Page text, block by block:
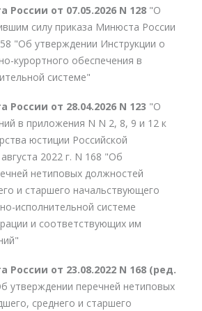
от 07.05.2026 N 128 "О
силу приказа Минюста России
"Об утверждении Инструкции о
курортного обеспечения в
системе"
от 28.04.2026 N 123 "О
в приложения N N 2, 8, 9 и 12 к
юстиции Российской
2022 г. N 168 "Об
нетиповых должностей
и старшего начальствующего
исполнительной системе
и соответствующих им
России от 23.08.2022 N 168 (ред.
утверждении перечней нетиповых
среднего и старшего